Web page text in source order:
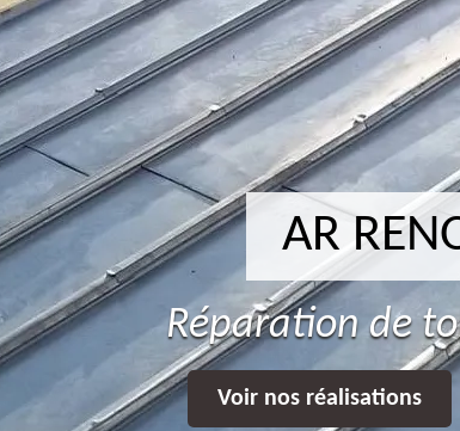
AR
Réparation de
Voir nos réalisations